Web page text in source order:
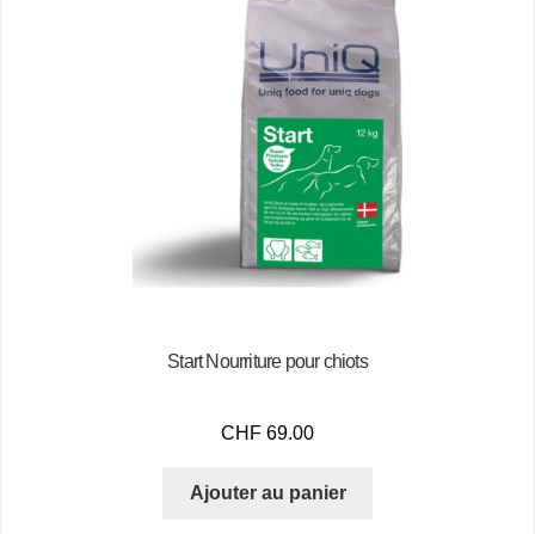
Start Nourriture pour chiots
CHF 69.00
Ajouter au panier